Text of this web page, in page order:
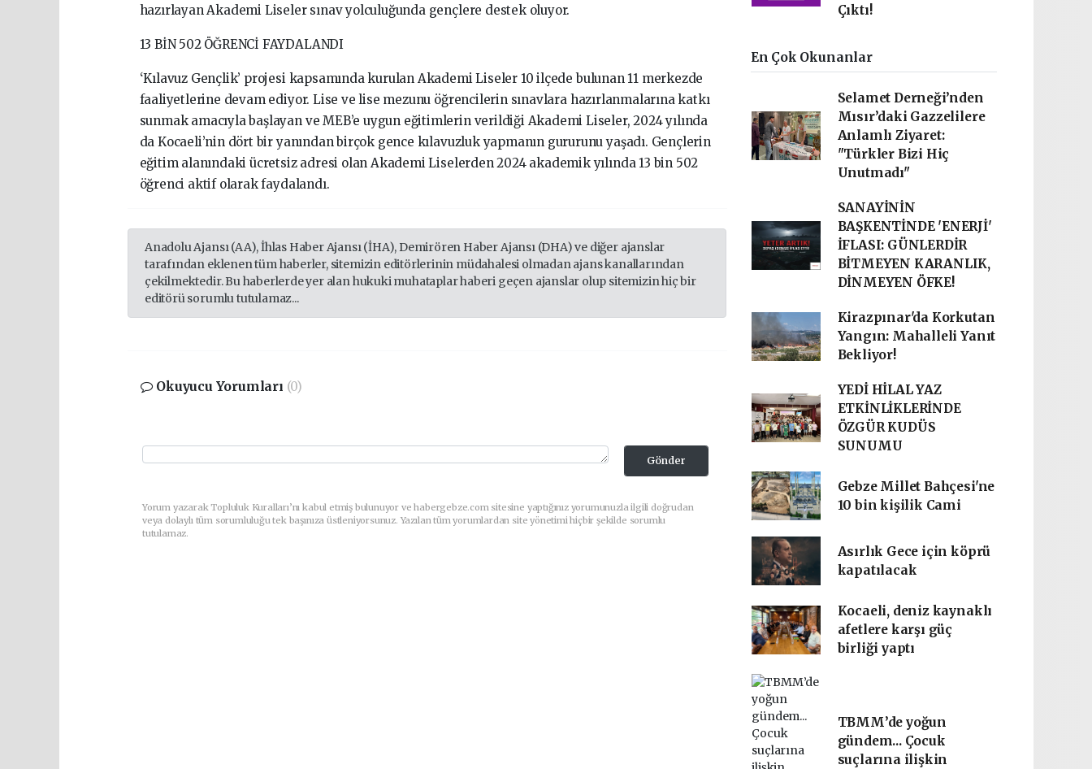
hazırlayan Akademi Liseler sınav yolculuğunda gençlere destek oluyor.
13 BİN 502 ÖĞRENCİ FAYDALANDI
‘Kılavuz Gençlik’ projesi kapsamında kurulan Akademi Liseler 10 ilçede bulunan 11 merkezde
faaliyetlerine devam ediyor. Lise ve lise mezunu öğrencilerin sınavlara hazırlanmalarına katkı
sunmak amacıyla başlayan ve MEB’e uygun eğitimlerin verildiği Akademi Liseler, 2024 yılında
da Kocaeli’nin dört bir yanından birçok gence kılavuzluk yapmanın gururunu yaşadı. Gençlerin
eğitim alanındaki ücretsiz adresi olan Akademi Liselerden 2024 akademik yılında 13 bin 502
öğrenci aktif olarak faydalandı.
Anadolu Ajansı (AA), İhlas Haber Ajansı (İHA), Demirören Haber Ajansı (DHA) ve diğer ajanslar
tarafından eklenen tüm haberler, sitemizin editörlerinin müdahalesi olmadan ajans kanallarından
çekilmektedir. Bu haberlerde yer alan hukuki muhataplar haberi geçen ajanslar olup sitemizin hiç bir
editörü sorumlu tutulamaz...
Okuyucu Yorumları (0)
Gönder
Yorum yazarak Topluluk Kuralları’nı kabul etmiş bulunuyor ve habergebze.com sitesine yaptığınız yorumunuzla ilgili doğrudan
veya dolaylı tüm sorumluluğu tek başınıza üstleniyorsunuz. Yazılan tüm yorumlardan site yönetimi hiçbir şekilde sorumlu
tutulamaz.
Çıktı!
En Çok Okunanlar
Selamet Derneği’nden
Mısır’daki Gazzelilere
Anlamlı Ziyaret:
"Türkler Bizi Hiç
Unutmadı"
SANAYİNİN
BAŞKENTİNDE 'ENERJİ'
İFLASI: GÜNLERDİR
BİTMEYEN KARANLIK,
DİNMEYEN ÖFKE!
Kirazpınar'da Korkutan
Yangın: Mahalleli Yanıt
Bekliyor!
YEDİ HİLAL YAZ
ETKİNLİKLERİNDE
ÖZGÜR KUDÜS
SUNUMU
Gebze Millet Bahçesi'ne
10 bin kişilik Cami
Asırlık Gece için köprü
kapatılacak
Kocaeli, deniz kaynaklı
afetlere karşı güç
birliği yaptı
TBMM’de yoğun
gündem... Çocuk
suçlarına ilişkin